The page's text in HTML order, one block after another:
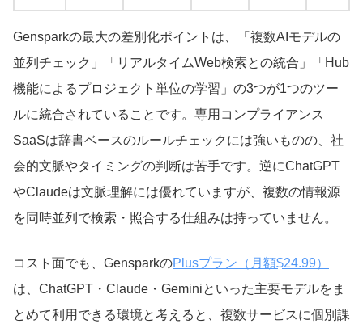
Gensparkの最大の差別化ポイントは、「複数AIモデルの
並列チェック」「リアルタイムWeb検索との統合」「Hub
機能によるプロジェクト単位の学習」の3つが1つのツー
ルに統合されていることです。専用コンプライアンス
SaaSは辞書ベースのルールチェックには強いものの、社
会的文脈やタイミングの判断は苦手です。逆にChatGPT
やClaudeは文脈理解には優れていますが、複数の情報源
を同時並列で検索・照合する仕組みは持っていません。
コスト面でも、GensparkのPlusプラン（月額$24.99）
は、ChatGPT・Claude・Geminiといった主要モデルをま
とめて利用できる環境と考えると、複数サービスに個別課